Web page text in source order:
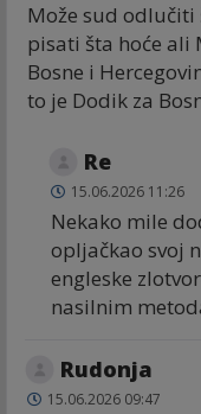
Može sud odlučiti
pisati šta hoće ali
Bosne i
to je Dodik za
Re
15.06.2026 11:26
Nekako mile
opljačkao svoj
engleske
nasilnim
Rudonja
15.06.2026 09:47